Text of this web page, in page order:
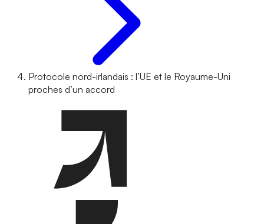
Protocole nord-irlandais : l’UE et le Royaume-Uni
proches d’un accord